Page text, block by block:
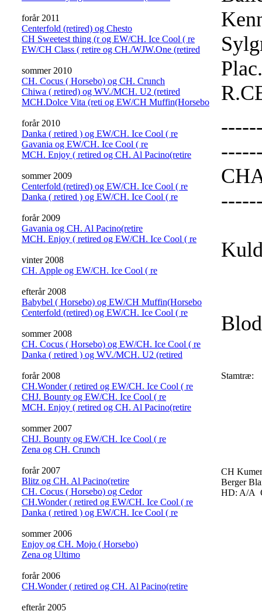
forår 2011
Centerfold (retired) og Chesto
CH Sweetest thing (r og EW/CH. Ice Cool ( re
EW/CH Class ( retire og CH./WJW.One (retired
sommer 2010
CH. Cocus ( Horsebo) og CH. Crunch
Chiwa ( retired) og WV./MCH. U2 (retired
MCH.Dolce Vita (reti og EW/CH Muffin(Horsebo
forår 2010
Danka ( retired ) og EW/CH. Ice Cool ( re
Gavania og EW/CH. Ice Cool ( re
MCH. Enjoy ( retired og CH. Al Pacino(retire
sommer 2009
Centerfold (retired) og EW/CH. Ice Cool ( re
Danka ( retired ) og EW/CH. Ice Cool ( re
forår 2009
Gavania og CH. Al Pacino(retire
MCH. Enjoy ( retired og EW/CH. Ice Cool ( re
vinter 2008
CH. Apple og EW/CH. Ice Cool ( re
efterår 2008
Babybel ( Horsebo) og EW/CH Muffin(Horsebo
Centerfold (retired) og EW/CH. Ice Cool ( re
sommer 2008
CH. Cocus ( Horsebo) og EW/CH. Ice Cool ( re
Danka ( retired ) og WV./MCH. U2 (retired
forår 2008
CH.Wonder ( retired og EW/CH. Ice Cool ( re
CHJ. Bounty og EW/CH. Ice Cool ( re
MCH. Enjoy ( retired og CH. Al Pacino(retire
sommer 2007
CHJ. Bounty og EW/CH. Ice Cool ( re
Zena og CH. Crunch
forår 2007
Blitz og CH. Al Pacino(retire
CH. Cocus ( Horsebo) og Cedor
CH.Wonder ( retired og EW/CH. Ice Cool ( re
Danka ( retired ) og EW/CH. Ice Cool ( re
sommer 2006
Enjoy og CH. Mojo ( Horsebo)
Zena og Ultimo
forår 2006
CH.Wonder ( retired og CH. Al Pacino(retire
efterår 2005
Stamtræ:
CH
Berger
HD: A/A